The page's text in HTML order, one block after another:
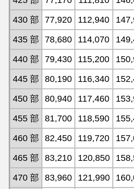
430 部
77,920 112,940
435 部
78,680 114,070
440 部
79,430 115,200
445 部
80,190 116,340
450 部
80,940 117,460
455 部
81,700 118,590
460 部
82,450 119,720
465 部
83,210 120,850
470 部
83,960 121,990